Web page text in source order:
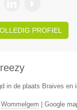
PROFIEL
in de plaats Braives en
Wommelgem Google